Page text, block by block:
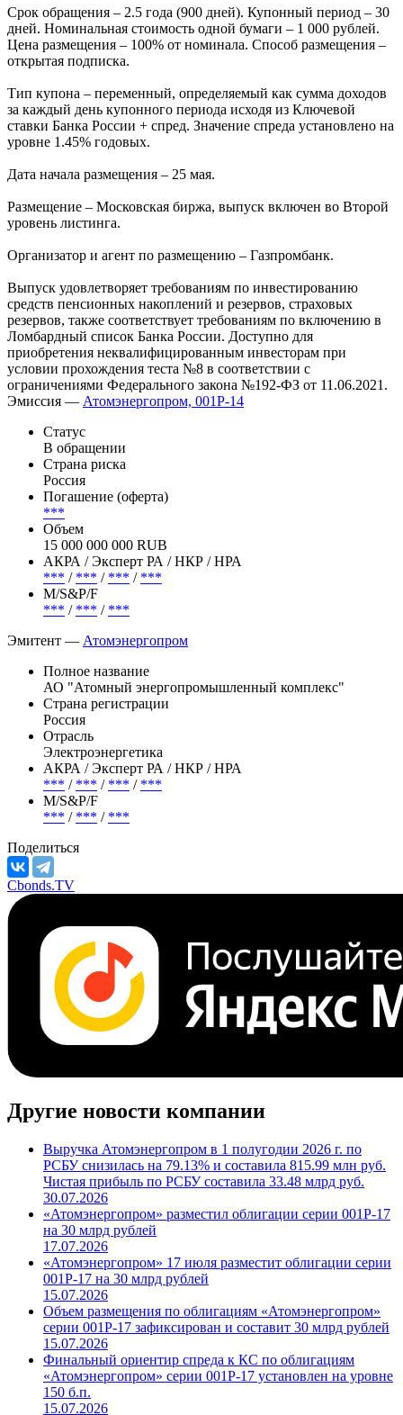
серии 001P-14 в количестве 15 млн штук (100% от общего
количества бумаг, подлежавших размещению), говорится в
сообщении эмитента.
дней. Номинальная стоимость одной бумаги – 1 000 рублей.
Цена размещения – 100% от номинала. Способ размещения –
открытая подписка.
за каждый день купонного периода исходя из Ключевой
уровне 1.45% годовых.
уровень листинга.
Организатор и агент по размещению – Газпромбанк.
Выпуск удовлетворяет требованиям по инвестированию
средств пенсионных накоплений и резервов, страховых
резервов, также соответствует требованиям по включению в
Ломбардный список Банка России. Доступно для
условии прохождения теста №8 в соответствии с
ограничениями Федерального закона №192-ФЗ от 11.06.2021.
Эмиссия —Атомэнергопром, 001P-14
Статус
В обращении
Страна риска
Россия
Погашение (оферта)
***
Объем
15 000 000 000 RUB
*** /***/***/***
***/***/***
Эмитент —Атомэнергопром
Полное название
АО "Атомный энергопромышленный комплекс"
Страна регистрации
Россия
Отрасль
Электроэнергетика
***/***
М/S&P/F
***/
Поделиться
Cbonds.TV
Другие новости компании
Выручка Атомэнергопром в 1 полугодии 2026 г. по
РСБУ снизилась на 79.13% и составила 815.99 млн руб.
Чистая прибыль по РСБУ составила 33.48 млрд руб.
30.07.2026
«Атомэнергопром» разместил облигации серии 001P-17
на 30 млрд рублей
17.07.2026
«Атомэнергопром» 17 июля разместит облигации серии
001P-17 на 30 млрд рублей
15.07.2026
Объем размещения по облигациям «Атомэнергопром»
серии 001P-17 зафиксирован и составит 30 млрд рублей
15.07.2026